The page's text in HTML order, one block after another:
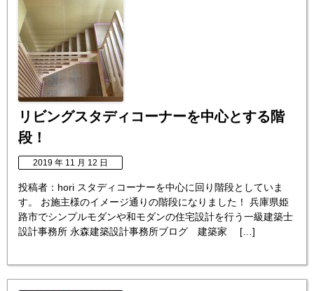
リビングスタディコーナーを中心とする階
段！
2019 年 11 月 12 日
投稿者：hori スタディコーナーを中心に回り階段としていま
す。 お施主様のイメージ通りの階段になりました！ 兵庫県姫
路市でシンプルモダンや和モダンの住宅設計を行う一級建築士
設計事務所 永森建築設計事務所ブログ 建築家 […]